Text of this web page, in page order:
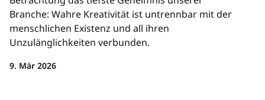
Branche: Wahre Kreativität ist untrennbar mit der
menschlichen Existenz und all ihren
Unzulänglichkeiten verbunden.
9. Mär 2026